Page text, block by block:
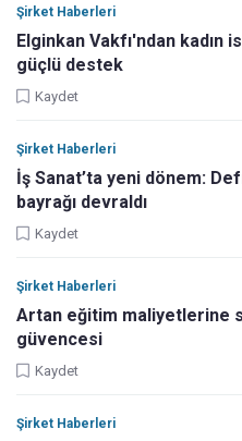
Şirket Haberleri
Elginkan Vakfı'ndan kadın
güçlü destek
Kaydet
Şirket Haberleri
İş Sanat’ta yeni dönem:
bayrağı devraldı
Kaydet
Şirket Haberleri
Artan eğitim maliyetlerine
güvencesi
Kaydet
Şirket Haberleri